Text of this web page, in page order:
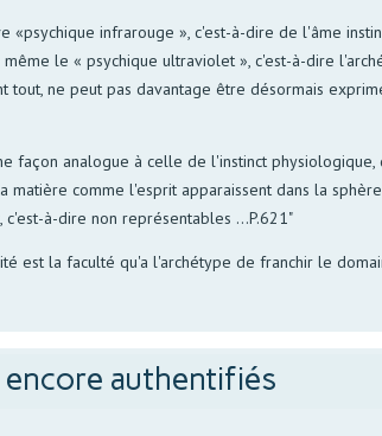
«psychique infrarouge », c'est-à-dire de l'âme
le « psychique ultraviolet », c'est-à-dire
ne peut pas davantage être désormais
analogue à celle de l'instinct
comme l'esprit apparaissent dans la
c'est-à-dire non représentables ...P.621"
est la faculté qu'a l'archétype de franchir le
authentifiés